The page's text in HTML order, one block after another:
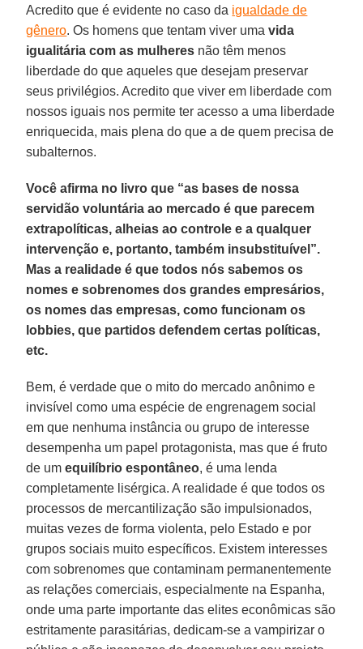
Acredito que é evidente no caso da igualdade de
gênero. Os homens que tentam viver uma vida
igualitária com as mulheres não têm menos
liberdade do que aqueles que desejam preservar
seus privilégios. Acredito que viver em liberdade com
nossos iguais nos permite ter acesso a uma liberdade
enriquecida, mais plena do que a de quem precisa de
subalternos.
Você afirma no livro que “as bases de nossa
servidão voluntária ao mercado é que parecem
extrapolíticas, alheias ao controle e a qualquer
intervenção e, portanto, também insubstituível”.
Mas a realidade é que todos nós sabemos os
nomes e sobrenomes dos grandes empresários,
os nomes das empresas, como funcionam os
lobbies, que partidos defendem certas políticas,
etc.
Bem, é verdade que o mito do mercado anônimo e
invisível como uma espécie de engrenagem social
em que nenhuma instância ou grupo de interesse
desempenha um papel protagonista, mas que é fruto
de umequilíbrio espontâneo, é uma lenda
completamente lisérgica. A realidade é que todos os
processos de mercantilização são impulsionados,
muitas vezes de forma violenta, pelo Estado e por
grupos sociais muito específicos. Existem interesses
com sobrenomes que contaminam permanentemente
as relações comerciais, especialmente na Espanha,
onde uma parte importante das elites econômicas são
estritamente parasitárias, dedicam-se a vampirizar o